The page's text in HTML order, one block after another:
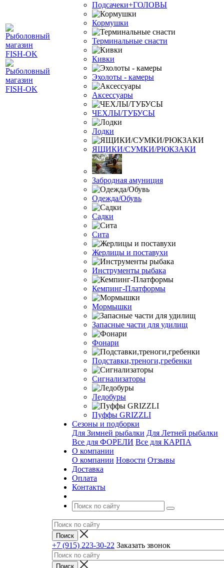
Подсачеки+ГОЛОВЫ
Кормушки
Терминальные снасти
Кивки
Эхолоты - камеры
Аксессуары
ЧЕХЛЫ/ТУБУСЫ
Лодки
ЯЩИКИ/СУМКИ/РЮКЗАКИ
Забродная амуниция
Одежда/Обувь
Садки
Сита
Жерлицы и поставухи
Инструменты рыбака
Кемпинг-Платформы
Мормышки
Запасные части для удилищ
Фонари
Подставки,треноги,гребенки
Сигнализаторы
Ледобуры
Пуффы GRIZZLI
Сезоны и подборки
Для Зимней рыбалки Для Летней рыбалки
Все для ФОРЕЛИ Все для КАРПА
О компании
О компании Новости Отзывы
Доставка
Оплата
Контакты
+7 (915) 223-30-22 Заказать звонок